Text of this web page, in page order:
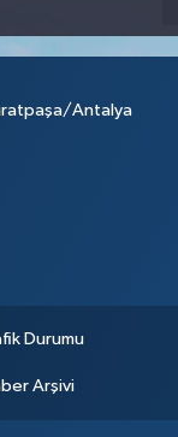
Antalya
Durumu
Arşivi